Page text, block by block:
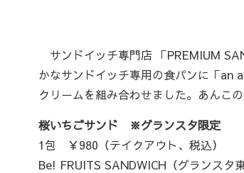
サンドイッチ専門店 「PREMIUM
かなサンドイッチ専用の食パンに「an
クリームを組み合わせました。あんこ
桜いちごサンド ※グランスタ限定
1包 ￥980（テイクアウト、税込）
Be! FRUITS SANDWICH（グランスタ